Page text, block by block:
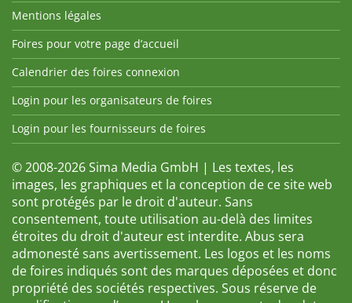
Mentions légales
Foires pour votre page d’accueil
Calendrier des foires connexion
Login pour les organisateurs de foires
Login pour les fournisseurs de foires
© 2008-2026 Sima Media GmbH | Les textes, les
images, les graphiques et la conception de ce site web
sont protégés par le droit d'auteur. Sans
consentement, toute utilisation au-delà des limites
étroites du droit d'auteur est interdite. Abus sera
admonesté sans avertissement. Les logos et les noms
de foires indiqués sont des marques déposées et donc
propriété des sociétés respectives. Sous réserve de